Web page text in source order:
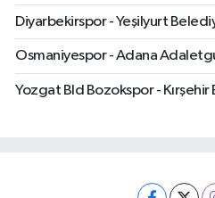
Diyarbekirspor - Yeşilyurt
Osmaniyespor - Adana
Yozgat Bld Bozokspor -